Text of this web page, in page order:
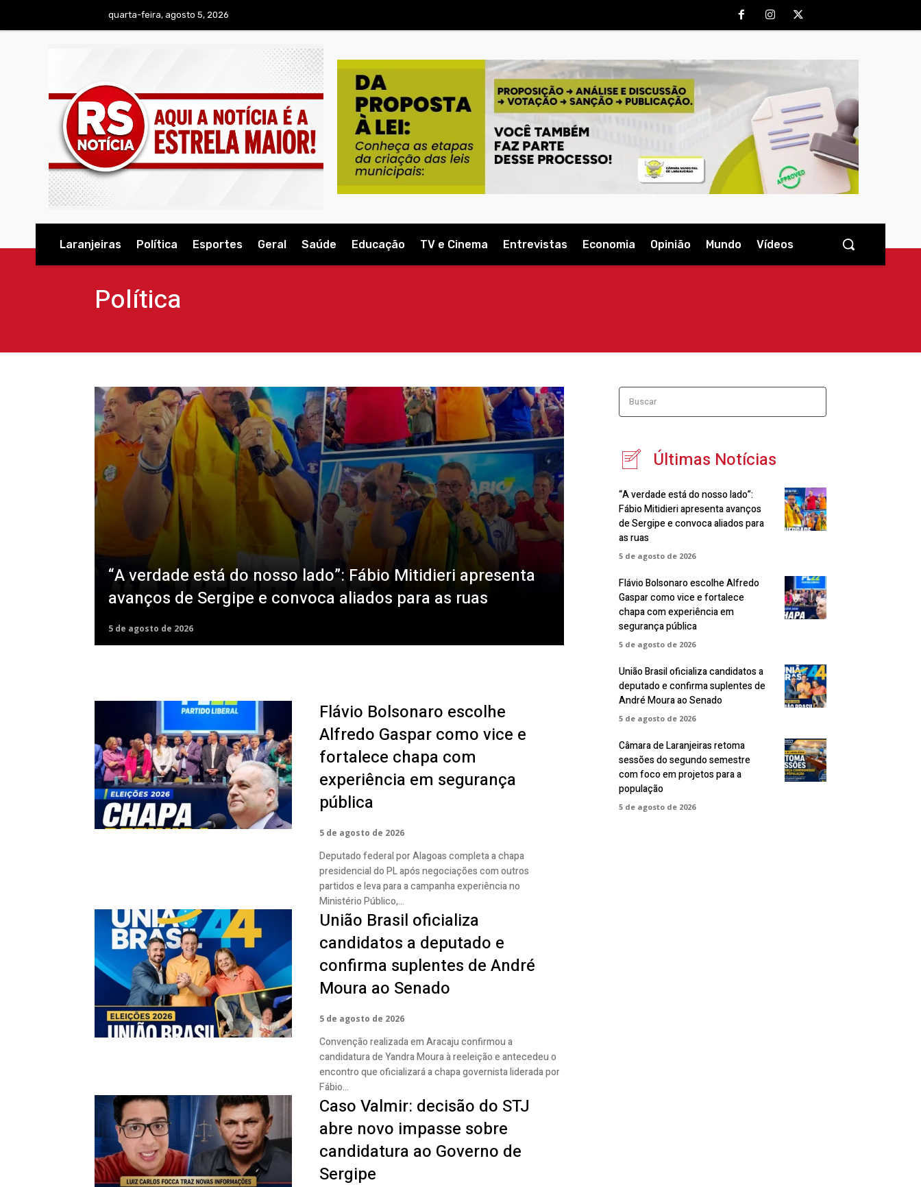
quarta-feira, agosto 5, 2026
Laranjeiras Política Esportes Geral Saúde Educação TV e Cinema Entrevistas Economia Opinião Mundo Vídeos
Política
“A verdade está do nosso lado”: Fábio Mitidieri apresenta
avanços de Sergipe e convoca aliados para as ruas
5 de agosto de 2026
Flávio Bolsonaro escolhe
Alfredo Gaspar como vice e
fortalece chapa com
experiência em segurança
pública
5 de agosto de 2026
Deputado federal por Alagoas completa a chapa
presidencial do PL após negociações com outros
partidos e leva para a campanha experiência no
Ministério Público,...
União Brasil oficializa
candidatos a deputado e
confirma suplentes de André
Moura ao Senado
5 de agosto de 2026
Convenção realizada em Aracaju confirmou a
candidatura de Yandra Moura à reeleição e antecedeu o
encontro que oficializará a chapa governista liderada por
Fábio...
Caso Valmir: decisão do STJ
abre novo impasse sobre
candidatura ao Governo de
Sergipe
Buscar
Últimas Notícias
“A verdade está do nosso lado”:
Fábio Mitidieri apresenta avanços
de Sergipe e convoca aliados para
as ruas
5 de agosto de 2026
Flávio Bolsonaro escolhe Alfredo
Gaspar como vice e fortalece
chapa com experiência em
segurança pública
5 de agosto de 2026
União Brasil oficializa candidatos a
deputado e confirma suplentes de
André Moura ao Senado
5 de agosto de 2026
Câmara de Laranjeiras retoma
sessões do segundo semestre
com foco em projetos para a
população
5 de agosto de 2026